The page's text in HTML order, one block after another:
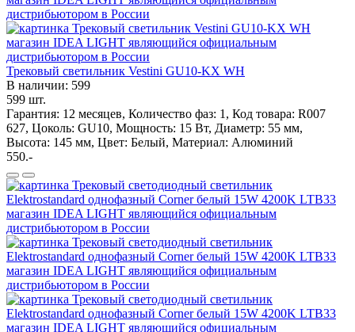
Трековый светильник Vestini GU10-KX WH
В наличии: 599
599 шт.
Гарантия: 12 месяцев, Количество фаз: 1, Код товара: R007
627, Цоколь: GU10, Мощность: 15 Вт, Диаметр: 55 мм,
Высота: 145 мм, Цвет: Белый, Материал: Алюминий
550.-